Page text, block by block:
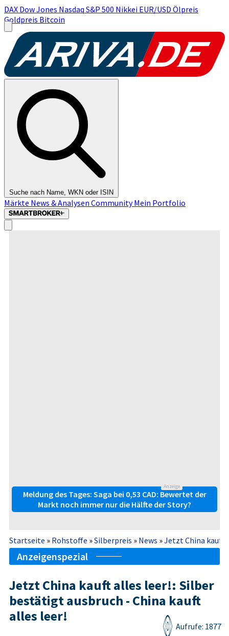
DAX Dow Jones Nasdaq S&P 500 Nikkei EUR/USD Ölpreis
Goldpreis Bitcoin
Suche nach Name, WKN oder ISIN
Märkte News & Analysen CommunityMein Portfolio
Anzeige
Meldung des Tages: Saga bei 0,53 CAD: Bewertet der
Markt noch immer nur die Hälfte der Story?
Startseite » Rohstoffe »Silberpreis » News »Jetzt China kauft
Anzeigenspezial
Jetzt China kauft alles leer!: Silber
bestätigt ausbruch - China kauft
alles leer!
Aufrufe: 1877